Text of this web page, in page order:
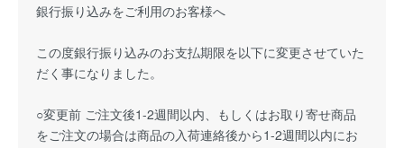
銀行振り込みをご利用のお客様へ
この度銀行振り込みのお支払期限を以下に変更させていた
だく事になりました。
○変更前 ご注文後1-2週間以内、もしくはお取り寄せ商品
をご注文の場合は商品の入荷連絡後から1-2週間以内にお